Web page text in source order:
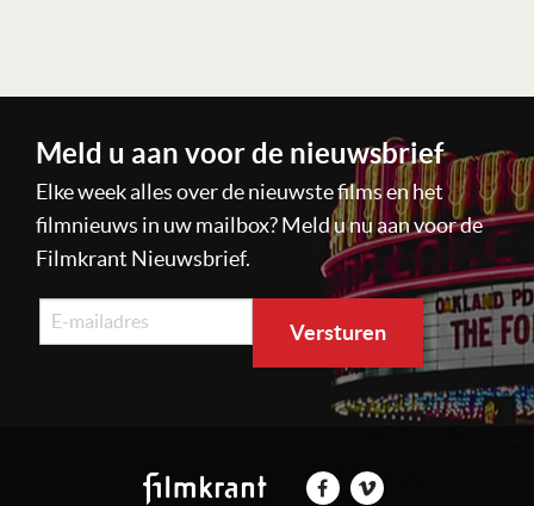
Meld u aan voor de nieuwsbrief
Elke week alles over de nieuwste films en het
filmnieuws in uw mailbox? Meld u nu aan voor de
Filmkrant Nieuwsbrief.